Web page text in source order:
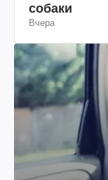
собаки
Вчера